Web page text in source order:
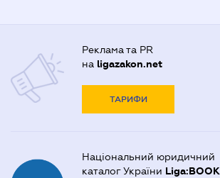
Реклама та PR
на ligazakon.net
ТАРИФИ
Національний юридичний
каталог України Liga:BOOK